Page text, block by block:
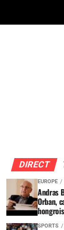
DIRECT
EUROPE
Andras
Orban,
SPORTS